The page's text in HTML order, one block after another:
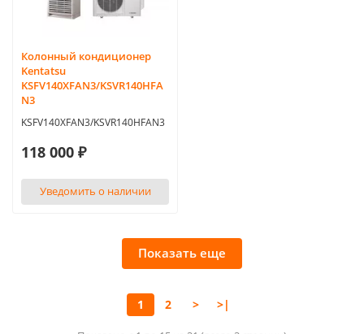
Колонный кондиционер
Kentatsu
KSFV140XFAN3/KSVR140HFA
N3
KSFV140XFAN3/KSVR140HFAN3
118 000 ₽
Уведомить о наличии
Показать еще
1 2 > >|